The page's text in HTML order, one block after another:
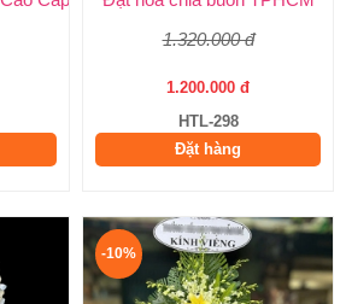
1.320.000 đ
1.200.000 đ
HTL-298
Đặt hàng
-10%